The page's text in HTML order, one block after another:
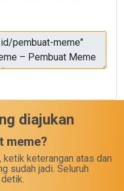
diajukan
meme?
keterangan atas dan
sudah jadi. Seluruh